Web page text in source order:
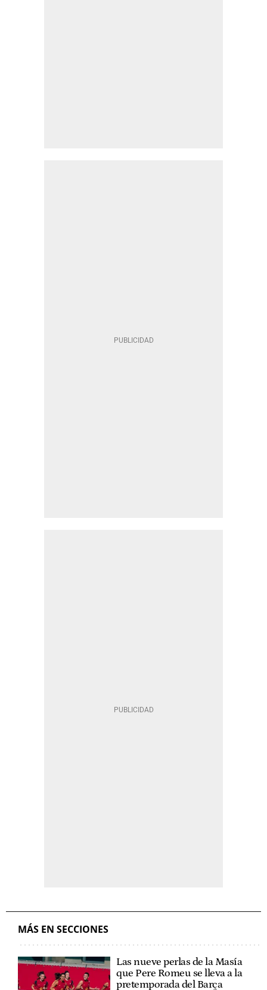
MÁS EN SECCIONES
Las nueve perlas de la Masía
que Pere Romeu se lleva a la
pretemporada del Barça